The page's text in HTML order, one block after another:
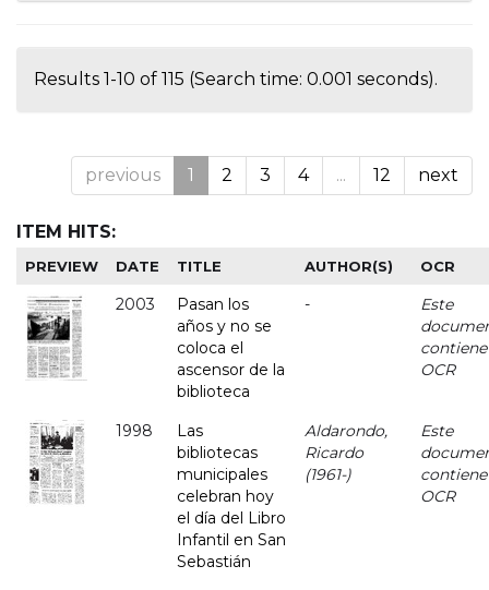
Results 1-10 of 115 (Search time: 0.001 seconds).
previous 1 2 3 4 ... 12 next
ITEM HITS:
PREVIEW DATE TITLE AUTHOR(S) OCR
2003
Pasan los
años y no se
coloca el
ascensor de la
biblioteca
-
Este
contiene
OCR
1998
Las
bibliotecas
municipales
celebran hoy
el día del Libro
Infantil en San
Sebastián
Aldarondo,
Ricardo
(1961-)
Este
contiene
OCR